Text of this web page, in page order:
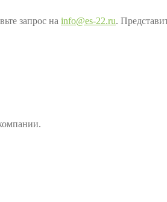
запрос на info@es-22.ru.